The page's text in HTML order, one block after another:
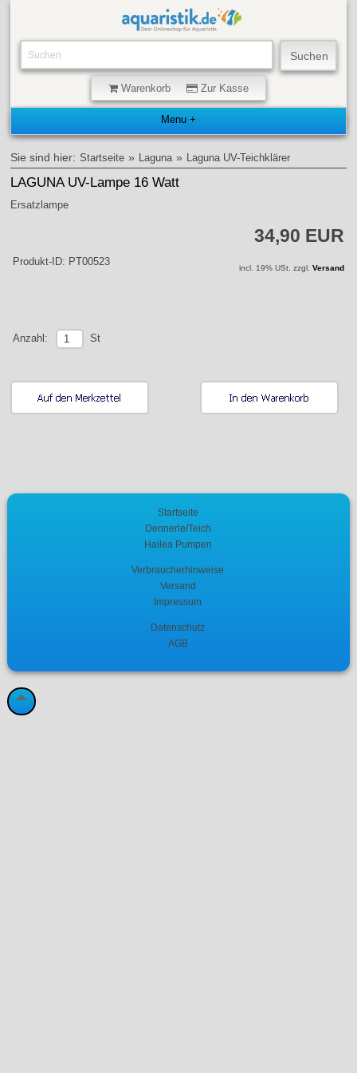
Warenkorb Zur Kasse
Sie sind hier: Startseite » Laguna » Laguna UV-Teichklärer
LAGUNA UV-Lampe 16 Watt
Ersatzlampe
34,90 EUR
Produkt-ID: PT00523
incl. 19% USt. zzgl. Versand
Anzahl: St
Startseite
Dennerle/Teich
Hailea Pumpen
Verbraucherhinweise
Versand
Impressum
Datenschutz
AGB